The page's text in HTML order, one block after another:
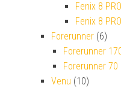
Fenix 8
Fenix 8
Forerunner (6)
Forerunner
Forerunner 70
Venu (10)